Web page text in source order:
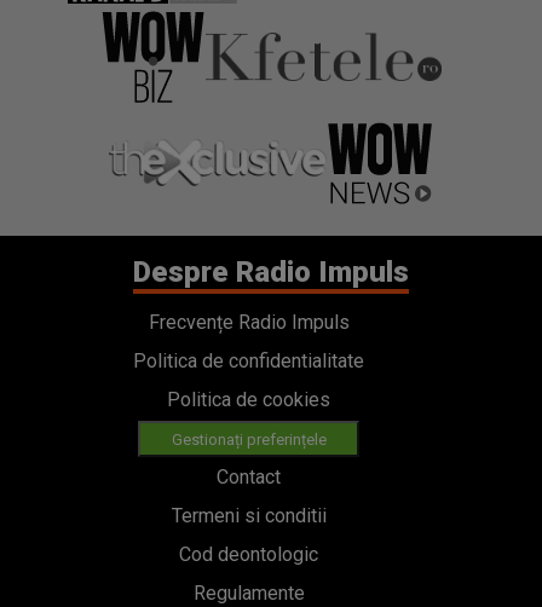
Despre Radio Impuls
Frecvențe Radio Impuls
Politica de confidentialitate
Politica de cookies
Gestionați preferințele
Contact
Termeni si conditii
Cod deontologic
Regulamente